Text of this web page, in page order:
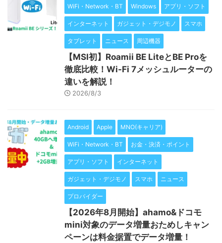
WiFi・Network・BT Windows アプリ・ソフト
インターネット ガジェット・デジモノ スマホ
タブレット ニュース 周辺機器
【MSI初】Roamii BE LiteとBE Proを
徹底比較！Wi-Fi 7メッシュルーターの
違いを解説！
2026/8/3
Android Apple MNO(キャリア)
WiFi・Network・BT お金・決済・ポイント
アプリ・ソフト インターネット
ガジェット・デジモノ スマホ ニュース
プロバイダー
【2026年8月開始】ahamo&ドコモ
mini対象のデータ増量おためしキャン
ペーンは料金据置でデータ増量！